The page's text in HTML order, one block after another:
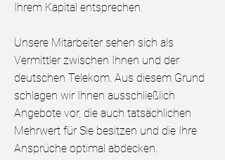
Ihrem Kapital entsprechen.
Unsere Mitarbeiter sehen sich als
Vermittler zwischen Ihnen und der
deutschen Telekom. Aus diesem Grund
schlagen wir Ihnen ausschließlich
Angebote vor, die auch tatsächlichen
Mehrwert für Sie besitzen und die Ihre
Ansprüche optimal abdecken.